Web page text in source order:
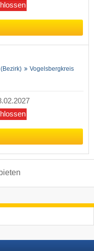
Vogelsbergkreis